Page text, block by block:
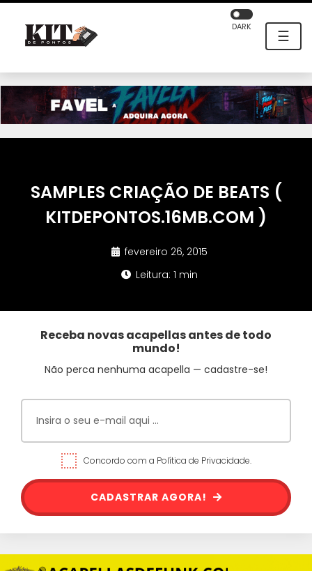
☰
DARK
SAMPLES CRIAÇÃO DE BEATS (
KITDEPONTOS.16MB.COM )
fevereiro 26, 2015
Leitura: 1 min
Receba novas acapellas antes de todo
mundo!
Não perca nenhuma acapella — cadastre-se!
Concordo com a Política de Privacidade.
CADASTRAR AGORA!